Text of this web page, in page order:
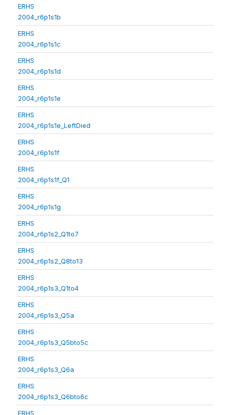
ERHS
2004_r6p1s1b
ERHS
2004_r6p1s1c
ERHS
2004_r6p1s1d
ERHS
2004_r6p1s1e
ERHS
2004_r6p1s1e_LeftDied
ERHS
2004_r6p1s1f
ERHS
2004_r6p1s1f_Q1
ERHS
2004_r6p1s1g
ERHS
2004_r6p1s2_Q1to7
ERHS
2004_r6p1s2_Q8to13
ERHS
2004_r6p1s3_Q1to4
ERHS
2004_r6p1s3_Q5a
ERHS
2004_r6p1s3_Q5bto5c
ERHS
2004_r6p1s3_Q6a
ERHS
2004_r6p1s3_Q6bto6c
ERHS